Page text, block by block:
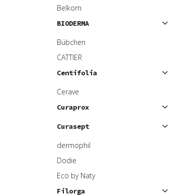
Belkorn
BIODERMA
Bübchen
CATTIER
Centifolia
Cerave
Curaprox
Curasept
dermophil
Dodie
Eco by Naty
Filorga